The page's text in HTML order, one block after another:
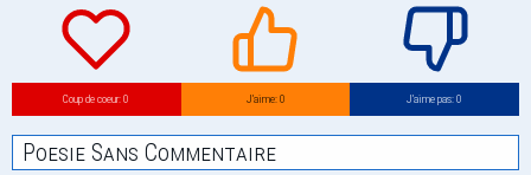
Coup de coeur: 0 J’aime: 0 J’aime pas: 0
Poesie Sans Commentaire